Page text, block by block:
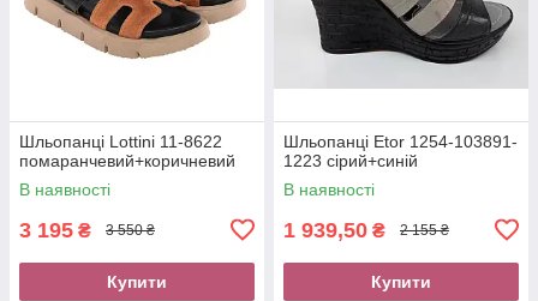
Шльопанці Lottini 11-8622
помаранчевий+коричневий
В наявності
3 195 ₴ 3 550 ₴
Купити
Шльопанці Etor 1254-103891-
1223 сірий+синій
В наявності
1 939,50 ₴ 2 155 ₴
Купити